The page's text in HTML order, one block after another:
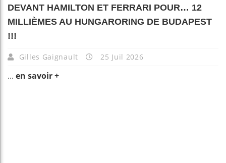
DEVANT HAMILTON ET FERRARI POUR… 12
MILLIÈMES AU HUNGARORING DE BUDAPEST
!!!
Gilles Gaignault 25 Juil 2026
... en savoir +